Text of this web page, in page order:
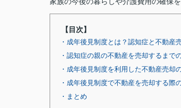
【目次】
・成年後見制度とは？認知症と不動産
・認知症の親の不動産を売却するまで
・成年後見制度を利用した不動産売却
・成年後見制度で不動産を売却する際
・まとめ